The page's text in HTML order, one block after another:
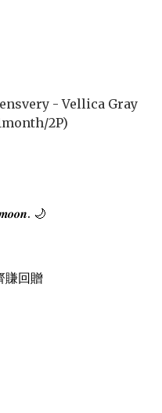
- Vellica Gray
2P)
𝒎𝒐𝒐𝒏. 🌙
賺回贈